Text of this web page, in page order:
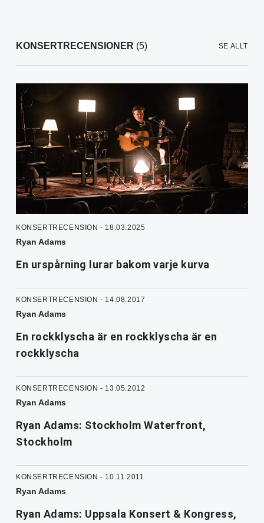
KONSERTRECENSIONER (5) SE ALLT
KONSERTRECENSION - 18.03.2025
Ryan Adams
En urspårning lurar bakom varje kurva
KONSERTRECENSION - 14.08.2017
Ryan Adams
En rockklyscha är en rockklyscha är en
rockklyscha
KONSERTRECENSION - 13.05.2012
Ryan Adams
Ryan Adams: Stockholm Waterfront,
Stockholm
KONSERTRECENSION - 10.11.2011
Ryan Adams
Ryan Adams: Uppsala Konsert & Kongress,